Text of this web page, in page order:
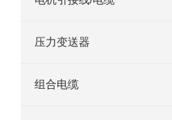
压力变送器
组合电缆